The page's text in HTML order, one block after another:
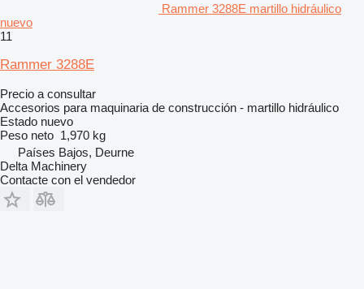
Rammer 3288E martillo hidráulico
nuevo
11
Rammer 3288E
Precio a consultar
Accesorios para maquinaria de construcción - martillo hidráulico
Estado nuevo
Peso neto 1,970 kg
Países Bajos, Deurne
Delta Machinery
Contacte con el vendedor